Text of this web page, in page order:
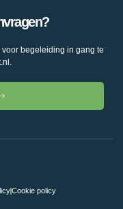
begeleiding in gang te
Cookie policy